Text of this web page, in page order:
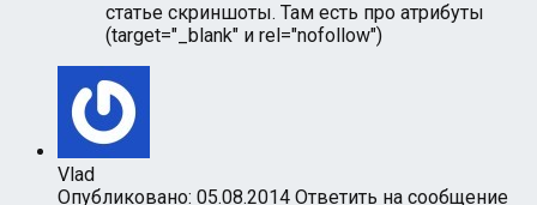
статье скриншоты. Там есть про атрибуты
(target="_blank" и rel="nofollow")
Vlad
Опубликовано: 05.08.2014 Ответить на сообщение